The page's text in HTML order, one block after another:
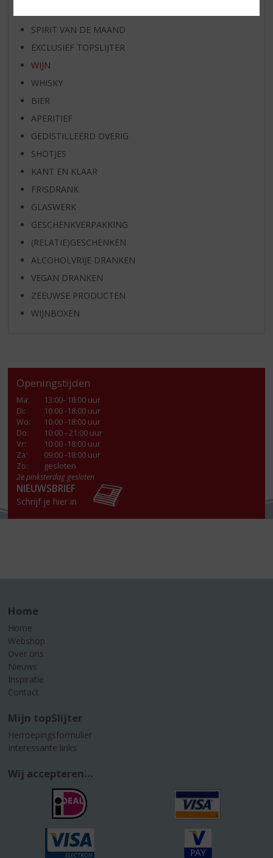
SPIRIT VAN DE MAAND
EXCLUSIEF TOPSLIJTER
WIJN
WHISKY
BIER
APERITIEF
GEDISTILLEERD OVERIG
SHOTJES
KANT EN KLAAR
FRISDRANK
GLASWERK
GESCHENKVERPAKKING
(RELATIE)GESCHENKEN
ALCOHOLVRIJE DRANKEN
VEGAN DRANKEN
ZEEUWSE PRODUCTEN
WIJNBOXEN
Openingstijden
Ma:
13:00- 18:00 uur
Di:
10:00 -18:00 uur
Wo:
10:00 -18:00 uur
Do:
10:00 - 21:00 uur
Vr:
10:00 -18:00 uur
Za:
09:00 -18:00 uur
Zo:
gesloten
2e pinksterdag gesloten
NIEUWSBRIEF
Schrijf je hier in
Home
Home
Webshop
Over ons
Nieuws
Inspiratie
Contact
Mijn topSlijter
Herroepingsformulier
Interessante links
Wij accepteren...